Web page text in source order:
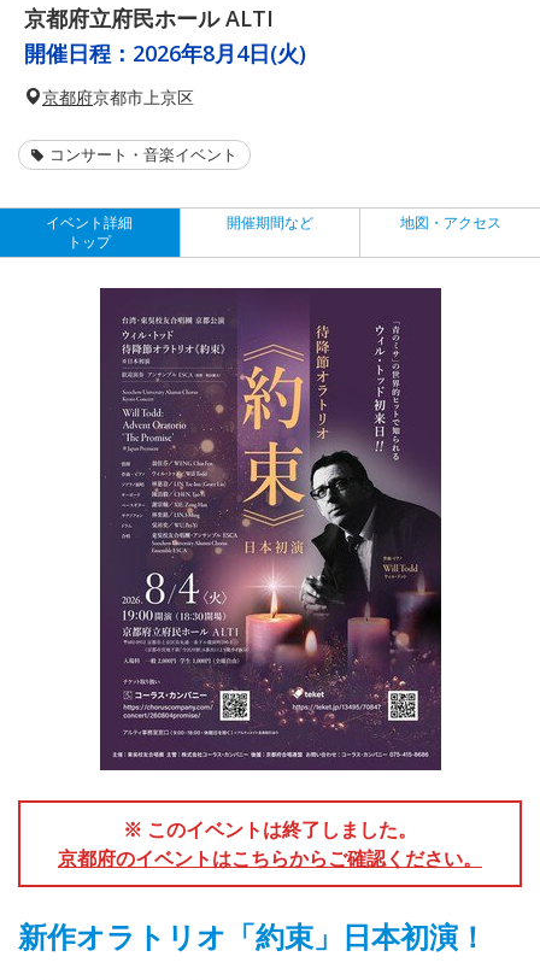
京都府立府民ホール ALTI
開催日程： 2026年8月4日(火)
京都府京都市上京区
コンサート・音楽イベント
イベント詳細
トップ
開催期間など 地図・アクセス
※ このイベントは終了しました。
京都府のイベントはこちらからご確認ください。
新作オラトリオ「約束」日本初演！